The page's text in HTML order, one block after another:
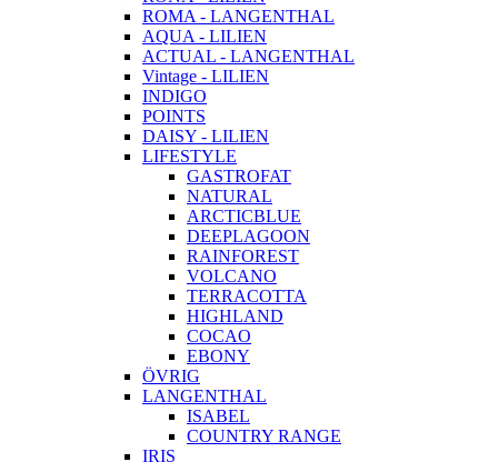
ROMA - LANGENTHAL
AQUA - LILIEN
ACTUAL - LANGENTHAL
Vintage - LILIEN
INDIGO
POINTS
DAISY - LILIEN
LIFESTYLE
GASTROFAT
NATURAL
ARCTICBLUE
DEEPLAGOON
RAINFOREST
VOLCANO
TERRACOTTA
HIGHLAND
COCAO
EBONY
ÖVRIG
LANGENTHAL
ISABEL
COUNTRY RANGE
IRIS